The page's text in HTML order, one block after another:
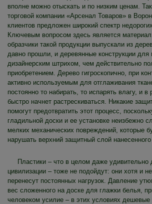
вполне можно отыскать и по низким ценам.
торговой компании «Арсенал Товаров» в
клиентов предложен широкий спектр
Ключевым вопросом здесь является
образчики такой продукции выпускали из
давно прошли, и деревянные конструкции для
дизайнерским штрихом, чем действительно
приобретением. Дерево гигроскопично, при
активно используемым для отглаживания
постоянно то набирать, то испарять влагу, и в
быстро начнет растрескиваться. Никакие
помогут предотвратить этот процесс,
гладильной доски и ее установке неизбежно
мелких механических повреждений, которые
нарушать верхний защитный слой нанесенного
Пластики – что в целом даже удивительно
цивилизации – тоже не подойдут: они хотя и
перенесут постоянных нагрузок. Давление
вес сложенного на доске для глажки белья,
человеком усилие – в этих условиях